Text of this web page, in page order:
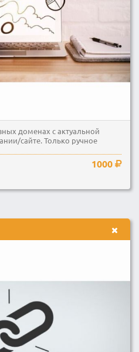
доменах с актуальной
сайте. Только ручное
1000